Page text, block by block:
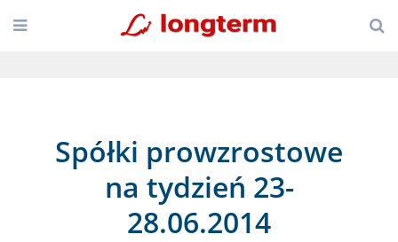
Spółki prowzrostowe
na tydzień 23-
28.06.2014